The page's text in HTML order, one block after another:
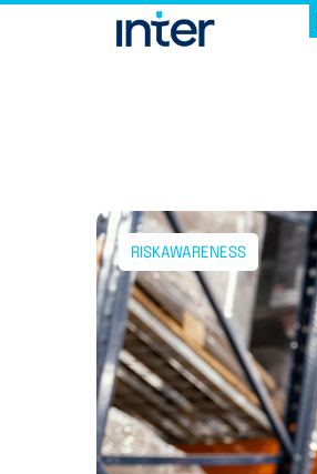
RISKAWARENESS